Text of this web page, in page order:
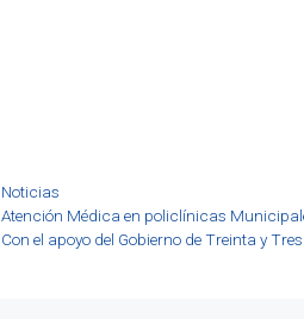
Categorías
Noticias
Atención Médica en policlínicas
Con el apoyo del Gobierno de Treinta y